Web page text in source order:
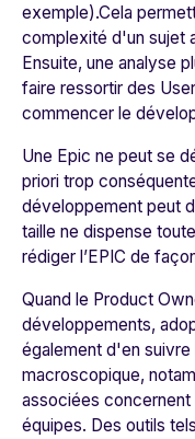
exemple).Cela
complexité d'un sujet
Ensuite, une analyse
faire ressortir des
commencer le
Une Epic ne peut se
priori trop
développement peut
taille ne dispense
rédiger l’EPIC de
Quand le Product
développements,
également d'en suivre
macroscopique,
associées
équipes. Des outils